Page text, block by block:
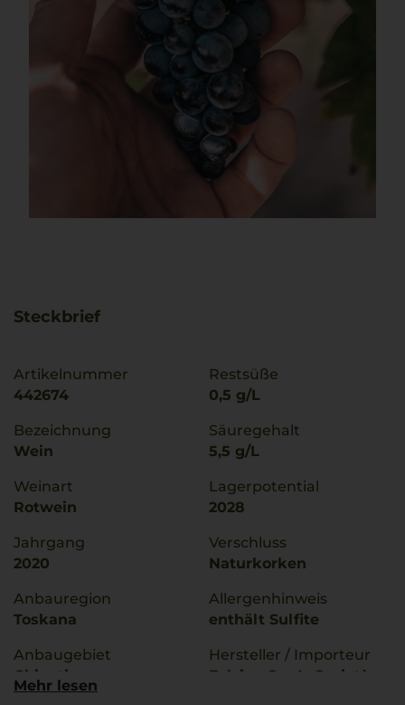
Steckbrief
Artikelnummer
442674
Bezeichnung
Wein
Weinart
Rotwein
Jahrgang
2020
Anbauregion
Toskana
Anbaugebiet
Chianti
Restsüße
0,5 g/L
Säuregehalt
5,5 g/L
Lagerpotential
2028
Verschluss
Naturkorken
Allergenhinweis
enthält Sulfite
Hersteller / Importeur
Felsina S.p.A. Società
Mehr lesen